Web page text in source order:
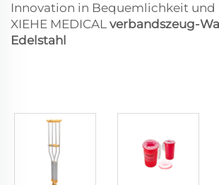
Innovation in Bequemlichkeit und
XIEHE MEDICAL verbandszeug-
Edelstahl